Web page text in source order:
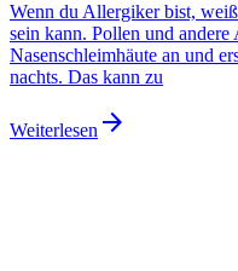
Wenn du Allergiker bist,
sein kann. Pollen und
Nasenschleimhäute an und
nachts. Das kann zu
Weiterlesen arrow_forward